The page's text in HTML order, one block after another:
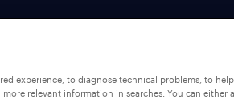
experience, to diagnose technical problems, to
relevant information in searches. You can either